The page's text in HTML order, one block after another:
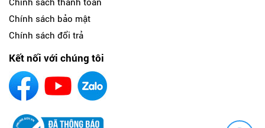
Chính sách bảo mật
Chính sách đổi trả
Kết nối với chúng tôi